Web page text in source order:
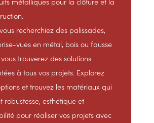
recherchiez des palissades,
vues en métal, bois ou fausse
trouverez des solutions
à tous vos projets. Explorez
et trouvez les matériaux qui
robustesse, esthétique et
pour réaliser vos projets avec